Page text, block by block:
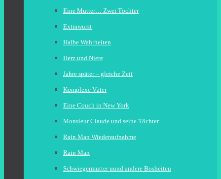
Eine Mutter… Zwei Töchter
Extrawurst
Halbe Wahrheiten
Herz und Niere
Jahre später – gleiche Zeit
Komplexe Väter
Eine Couch in New York
Monsieur Claude und seine Töchter
Rain Man Wiederaufnahme
Rain Man
Schwiegermutter uund andere Bosheiten